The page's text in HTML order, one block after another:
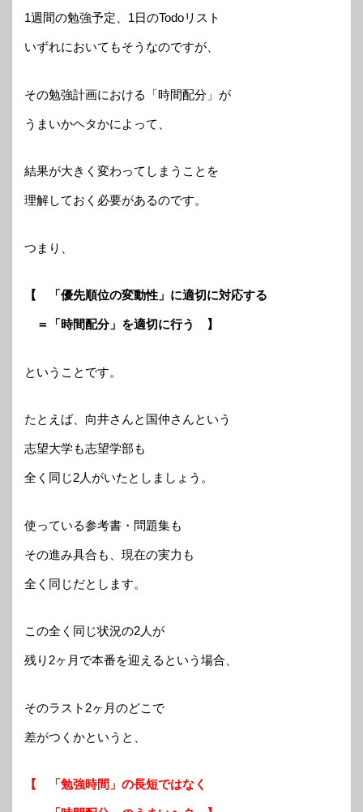
1週間の勉強予定、1日のTodoリスト
いずれにおいてもそうなのですが、
その勉強計画における「時間配分」が
うまいかヘタかによって、
結果が大きく変わってしまうことを
理解しておく必要があるのです。
つまり、
【 「優先順位の変動性」に適切に対応する
＝「時間配分」を適切に行う 】
ということです。
たとえば、向井さんと国仲さんという
志望大学も志望学部も
全く同じ2人がいたとしましょう。
使っている参考書・問題集も
その進み具合も、現在の実力も
全く同じだとします。
この全く同じ状況の2人が
残り2ヶ月で本番を迎えるという場合、
そのラスト2ヶ月のどこで
差がつくかというと、
【 「勉強時間」の長短ではなく